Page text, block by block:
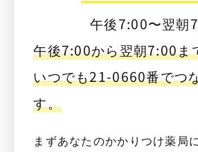
午後7:00〜翌朝
午後7:00から翌朝7:00ま
いつでも21-0660番でつ
す。
まずあなたのかかりつけ薬局